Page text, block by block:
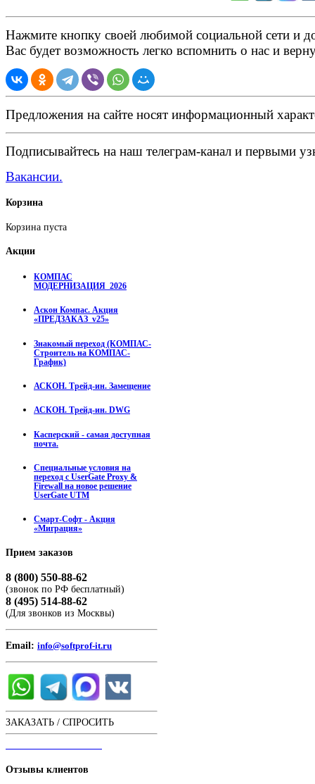
Нажмите кнопку своей любимой социальной сети и
Вас будет возможность легко вспомнить о нас и
Предложения на сайте носят информационный
Подписывайтесь на наш телеграм-канал и первыми
Вакансии.
Корзина
Корзина пуста
Акции
КОМПАС
МОДЕРНИЗАЦИЯ_2026
Аскон Компас. Акция
«ПРЕДЗАКАЗ_v25»
Знакомый переход (КОМПАС-
Строитель на КОМПАС-
График)
АСКОН. Трейд-ин. Замещение
АСКОН. Трейд-ин. DWG
Касперский - самая доступная
почта.
Специальные условия на
переход с UserGate Proxy &
Firewall на новое решение
UserGate UTM
Смарт-Софт - Акция
«Миграция»
Прием заказов
8 (800) 550-88-62
(звонок по РФ бесплатный)
8 (495) 514-88-62
(Для звонков из Москвы)
Email: info@softprof-it.ru
ЗАКАЗАТЬ / СПРОСИТЬ
Отзывы клиентов